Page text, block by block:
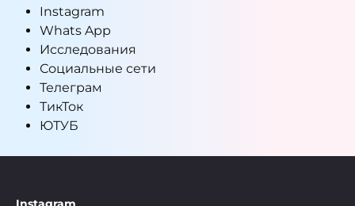
Instagram
Whats App
Исследования
Социальные сети
Телеграм
ТикТок
ЮТУБ